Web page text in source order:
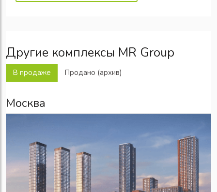
Другие комплексы MR Group
В продаже Продано (архив)
Москва